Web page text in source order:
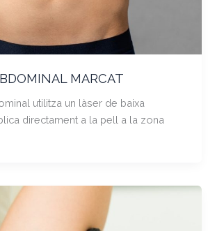
MARCAT
utilitza un làser de baixa
directament a la pell a la zona